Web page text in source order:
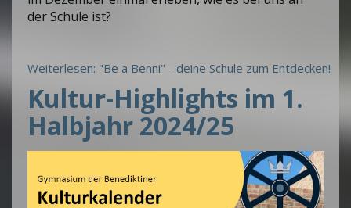
der Schule ist?
Weiterlesen: "Be a Benni" - deine Schule zum Entdecken!
Kultur-Highlights im 1.
Halbjahr 2024/25